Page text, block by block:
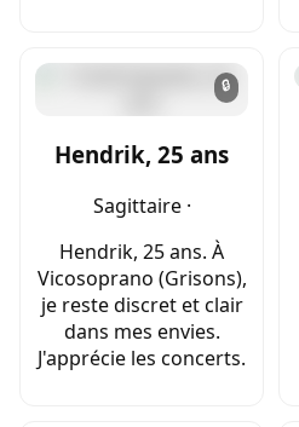
🔒
Hendrik, 25 ans
Sagittaire ·
Hendrik, 25 ans. À
Vicosoprano (Grisons),
je reste discret et clair
dans mes envies.
J'apprécie les concerts.